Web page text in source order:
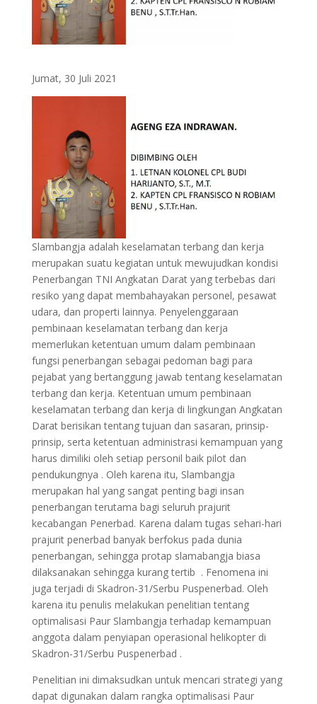
Jumat, 30 Juli 2021
Slambangja adalah keselamatan terbang dan kerja
merupakan suatu kegiatan untuk mewujudkan kondisi
Penerbangan TNI Angkatan Darat yang terbebas dari
resiko yang dapat membahayakan personel, pesawat
udara, dan properti lainnya. Penyelenggaraan
pembinaan keselamatan terbang dan kerja
memerlukan ketentuan umum dalam pembinaan
fungsi penerbangan sebagai pedoman bagi para
pejabat yang bertanggung jawab tentang keselamatan
terbang dan kerja. Ketentuan umum pembinaan
keselamatan terbang dan kerja di lingkungan Angkatan
Darat berisikan tentang tujuan dan sasaran, prinsip-
prinsip, serta ketentuan administrasi kemampuan yang
harus dimiliki oleh setiap personil baik pilot dan
pendukungnya . Oleh karena itu, Slambangja
merupakan hal yang sangat penting bagi insan
penerbangan terutama bagi seluruh prajurit
kecabangan Penerbad. Karena dalam tugas sehari-hari
prajurit penerbad banyak berfokus pada dunia
penerbangan, sehingga protap slamabangja biasa
dilaksanakan sehingga kurang tertib . Fenomena ini
juga terjadi di Skadron-31/Serbu Puspenerbad. Oleh
karena itu penulis melakukan penelitian tentang
optimalisasi Paur Slambangja terhadap kemampuan
anggota dalam penyiapan operasional helikopter di
Skadron-31/Serbu Puspenerbad .
Penelitian ini dimaksudkan untuk mencari strategi yang
dapat digunakan dalam rangka optimalisasi Paur